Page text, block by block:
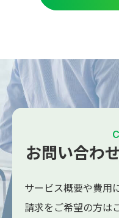
お問い合わ
サービス概要や費用
請求をご希望の方は